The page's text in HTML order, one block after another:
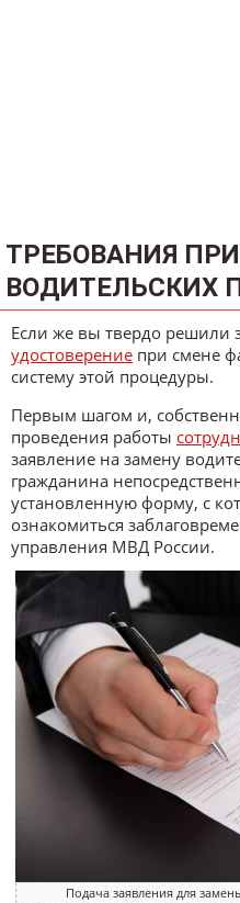
ТРЕБОВАНИЯ
ВОДИТЕЛЬСКИХ
Если же вы твердо решили
удостоверение при смене
систему этой процедуры.
Первым шагом и,
проведения работы
заявление на замену
гражданина
установленную форму, с
ознакомиться
управления МВД России.
Подача заявления для